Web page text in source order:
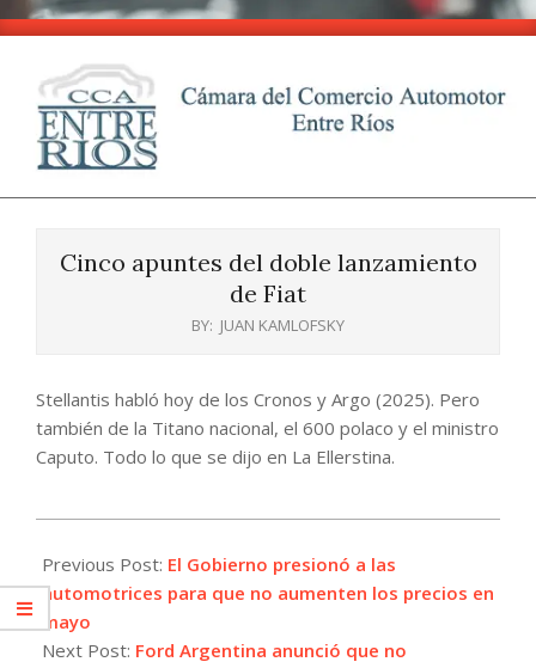
Skip
content
CCA
Entre
Cinco apuntes del doble lanzamiento
de Fiat
BY: JUAN KAMLOFSKY
Stellantis habló hoy de los Cronos y Argo (2025). Pero
también de la Titano nacional, el 600 polaco y el ministro
Caputo. Todo lo que se dijo en La Ellerstina.
04-
30
Previous Post: El Gobierno presionó a las
automotrices para que no aumenten los precios en
mayo
Next Post: Ford Argentina anunció que no